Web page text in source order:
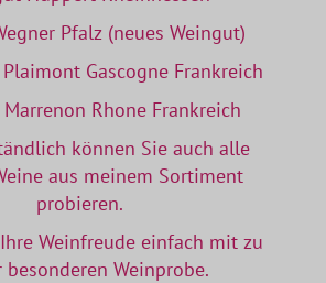
Pfalz (neues Weingut)
Gascogne Frankreich
Rhone Frankreich
können Sie auch alle
aus meinem Sortiment
probieren.
Weinfreude einfach mit zu
besonderen Weinprobe.